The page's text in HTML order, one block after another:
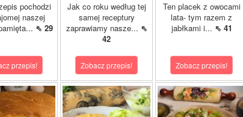
pochodzi
naszej
⇖ 29
przepis!
Jak co roku według tej
samej receptury
zaprawiamy nasze... ⇖
42
Zobacz przepis!
Ten placek z owocami
lata- tym razem z
jabłkami i... ⇖ 41
Zobacz przepis!